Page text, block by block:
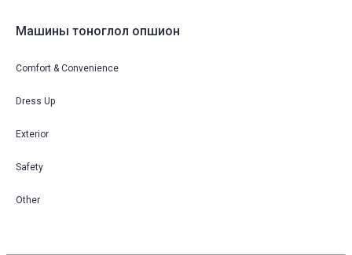
Машины тоноглол опшион
Comfort & Convenience
Dress Up
Exterior
Safety
Other